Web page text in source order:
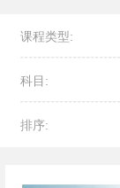
课程类型:
科目:
排序: